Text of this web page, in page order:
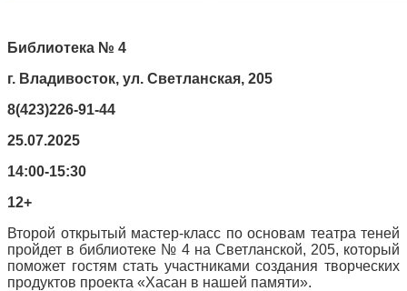
Библиотека № 4
г. Владивосток, ул. Светланская, 205
8(423)226-91-44
25.07.2025
14:00-15:30
12+
Второй открытый мастер-класс по основам театра теней
пройдет в библиотеке № 4 на Светланской, 205, который
поможет гостям стать участниками создания творческих
продуктов проекта «Хасан в нашей памяти».